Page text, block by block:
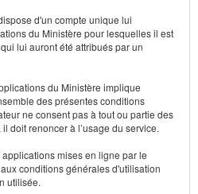
d'un compte unique lui
du Ministère pour lesquelles il est
lui auront été attribués par un
du Ministère implique
des présentes conditions
ne consent pas à tout ou partie des
doit renoncer à l’usage du service.
mises en ligne par le
conditions générales d'utilisation
utilisée.